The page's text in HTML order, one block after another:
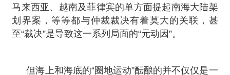
马来西亚、越南及菲律宾的单方面提起南海大陆架
划界案，等等都与仲裁裁决有着莫大的关联，甚
至“裁决”是导致这一系列局面的“元动因”。
但海上和海底的“圈地运动”酝酿的并不仅仅是一